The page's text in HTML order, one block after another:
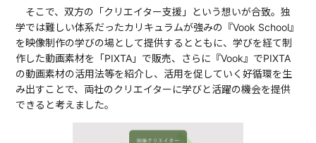
そこで、双方の「クリエイター支援」という想いが合致。独
学では難しい体系だったカリキュラムが強みの『Vook School』
を映像制作の学びの場として提供するとともに、学びを経て制
作した動画素材を「PIXTA」で販売、さらに『Vook』でPIXTA
の動画素材の活用法等を紹介し、活用を促していく好循環を生
み出すことで、両社のクリエイターに学びと活躍の機会を提供
できると考えました。